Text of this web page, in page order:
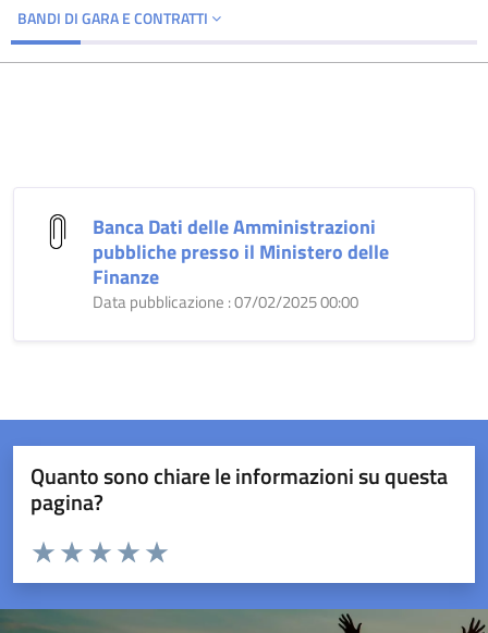
BANDI DI GARA E CONTRATTI
Banca Dati delle Amministrazioni
pubbliche presso il Ministero delle
Finanze
Data pubblicazione : 07/02/2025 00:00
Quanto sono chiare le informazioni su questa
pagina?
Valuta da 1 a 5 stelle la pagina
Valuta 5 stelle su 5
Valuta 4 stelle su 5
Valuta 3 stelle su 5
Valuta 2 stelle su 5
Valuta 1 stelle su 5